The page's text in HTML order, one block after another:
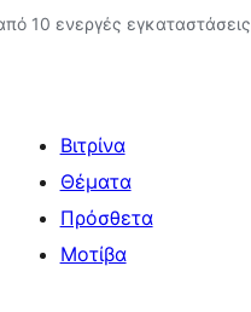
10 ενεργές εγκαταστάσεις
Βιτρίνα
Θέματα
Πρόσθετα
Μοτίβα